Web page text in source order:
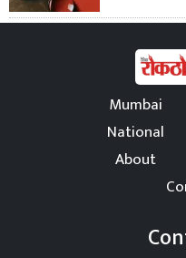
Mumbai
National
About